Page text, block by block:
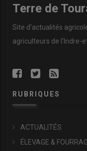
Terre de
Site d'actualités
agriculteurs de l'Indre-
RUBRIQUES
ACTUALITÉS
ÉLEVAGE &